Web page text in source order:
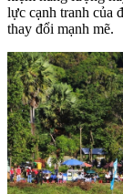
lực cạnh tranh của
thay đổi mạnh mẽ.